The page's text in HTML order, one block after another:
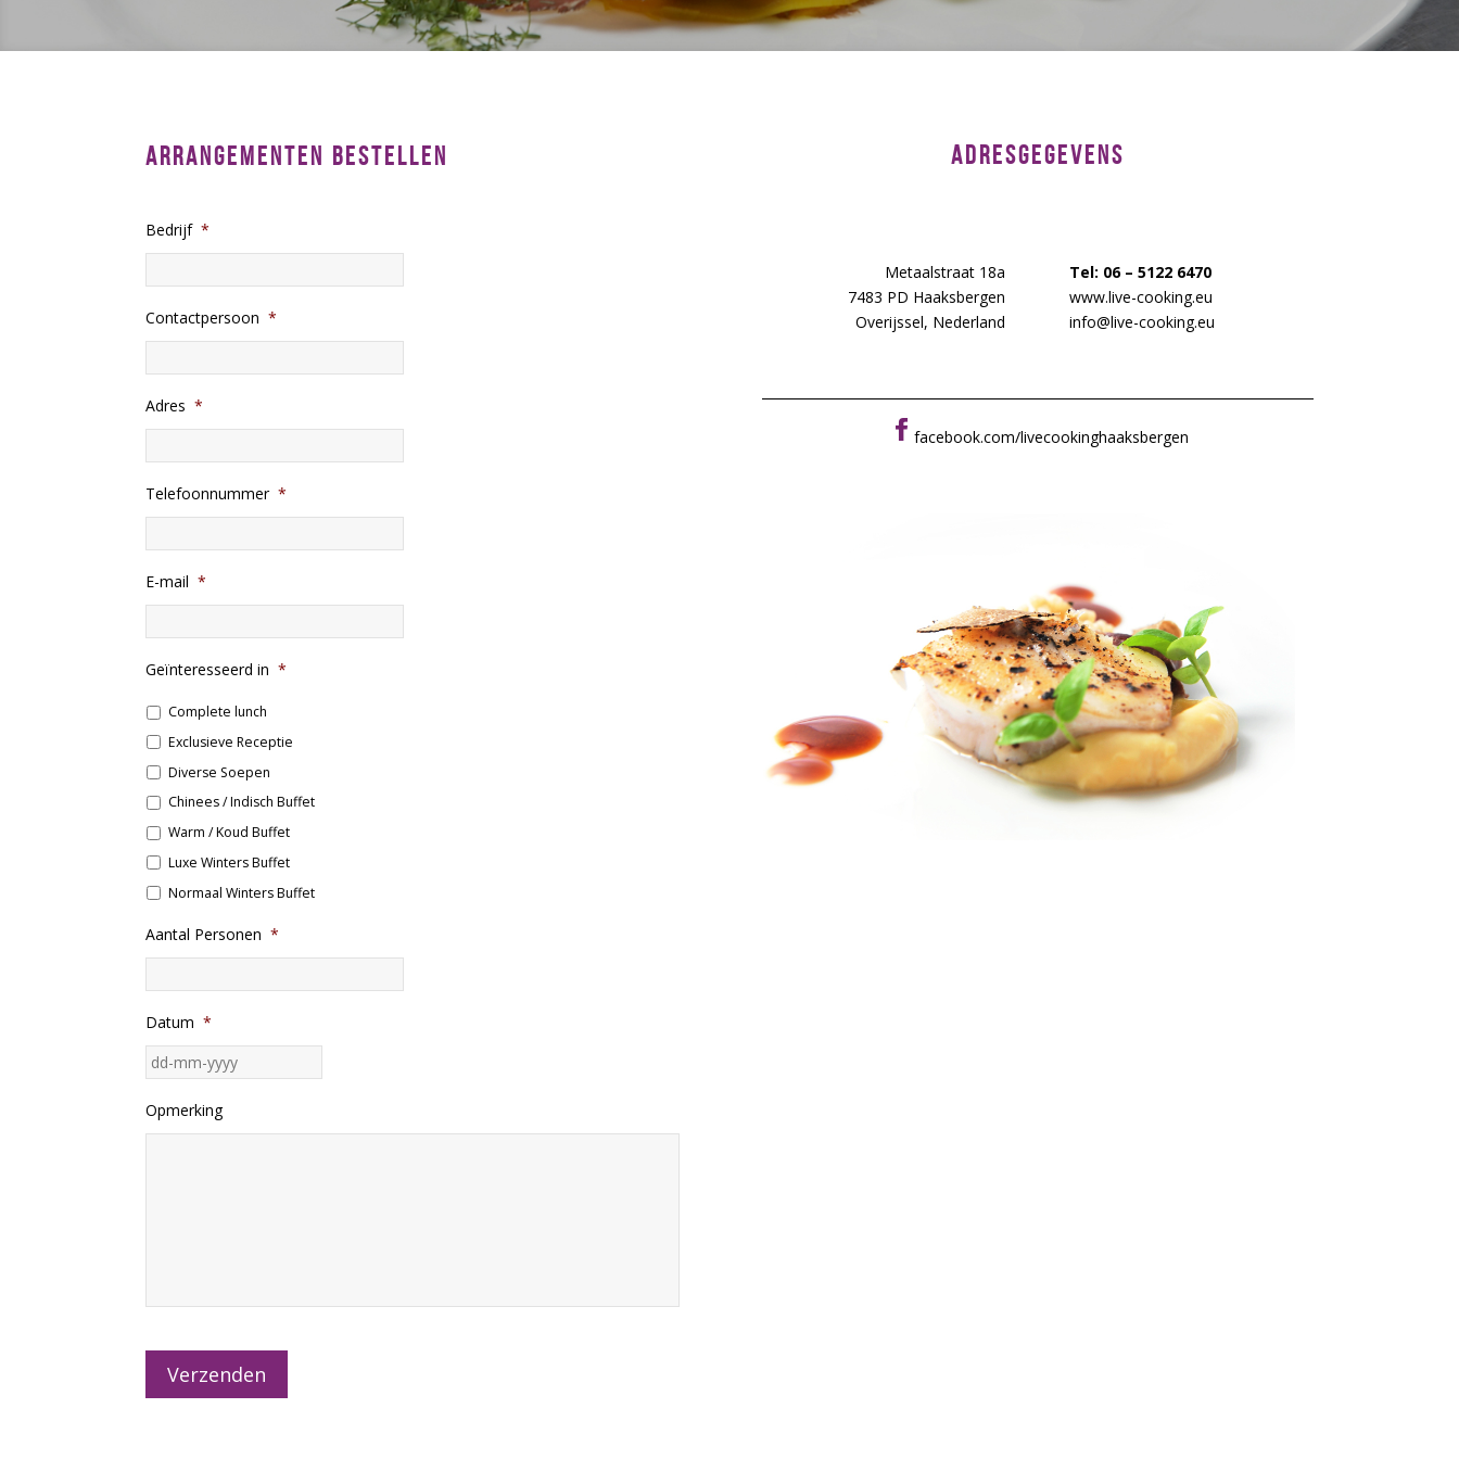
ARRANGEMENTEN BESTELLEN
Bedrijf *
Contactpersoon *
Adres *
Telefoonnummer *
E-mail *
Geïnteresseerd in *
Complete lunch
Exclusieve Receptie
Diverse Soepen
Chinees / Indisch Buffet
Warm / Koud Buffet
Luxe Winters Buffet
Normaal Winters Buffet
Aantal Personen *
Datum *
Opmerking
ADRESGEGEVENS
Metaalstraat 18a
7483 PD Haaksbergen
Overijssel, Nederland
Tel: 06 – 5122 6470
www.live-cooking.eu
info@live-cooking.eu
facebook.com/livecookinghaaksbergen